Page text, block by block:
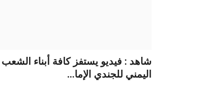
شاهد : فيديو يستفز كافة أبناء الشعب
اليمني للجندي الإما...